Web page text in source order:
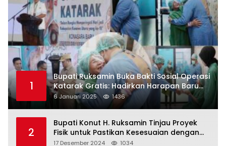
1
Bupati Ruksamin Buka Bakti Sosial Operasi
Katarak Gratis: Hadirkan Harapan Baru
bagi Masyarakat Konut
6 Januari 2025 1436
2
Bupati Konut H. Ruksamin Tinjau Proyek
Fisik untuk Pastikan Kesesuaian dengan
Perencanaan
17 Desember 2024 1034